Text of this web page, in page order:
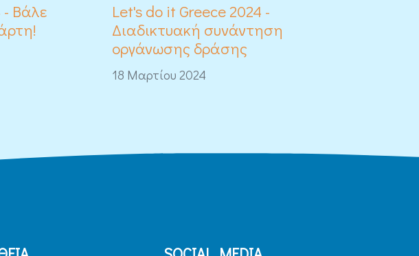
- Βάλε
Let's do it Greece 2024 -
Διαδικτυακή συνάντηση
οργάνωσης δράσης
18 Μαρτίου 2024